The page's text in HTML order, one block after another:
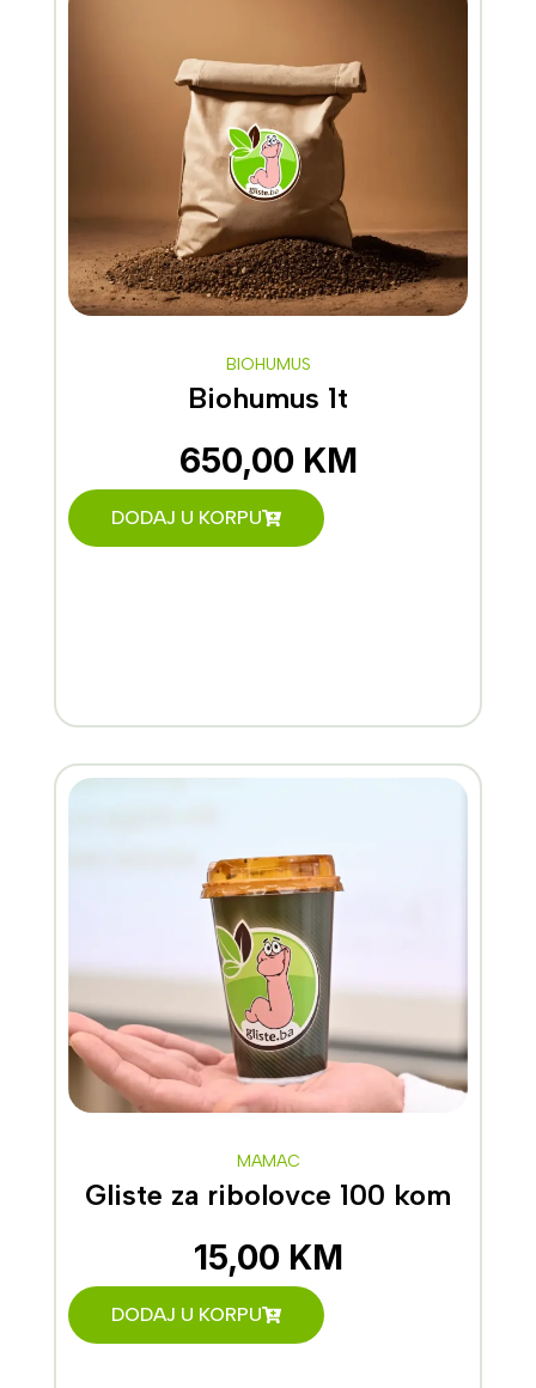
BIOHUMUS
Biohumus 1t
650,00 KM
DODAJ U KORPU
MAMAC
Gliste za ribolovce 100 kom
15,00 KM
DODAJ U KORPU